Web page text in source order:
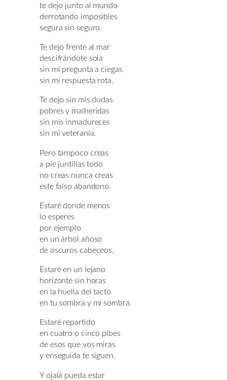
te dejo junto al mundo
derrotando imposibles
segura sin seguro.
Te dejo frente al mar
descifrándote sola
sin mi pregunta a ciegas
sin mi respuesta rota.
Te dejo sin mis dudas
pobres y malheridas
sin mis inmadureces
sin mi veteranía.
Pero tampoco creas
a pie juntillas todo
no creas nunca creas
este falso abandono.
Estaré donde menos
lo esperes
por ejemplo
en un árbol añoso
de oscuros cabeceos.
Estaré en un lejano
horizonte sin horas
en la huella del tacto
en tu sombra y mi sombra.
Estaré repartido
en cuatro o cinco pibes
de esos que vos mirás
y enseguida te siguen.
Y ojalá pueda estar